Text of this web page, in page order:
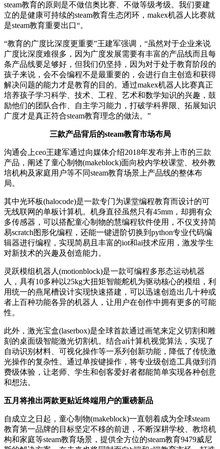
steam教育的原则是不做信奥比赛、不做等级考级。我们要建
立的是健康可持续的steam教育生态闭环，makex机器人比赛就
是steam教育重要出口“。
“教育的广度比深度更重要”王建军强调，“虽然对于企业来说
广度比深度难很多，因为广度发展需要有丰富的产品线而且每
条产品线要足够好，但我们仍坚持，因为对于处于教育阶段的
孩子来说，会不会编程不是最重要的，会进行自主创造和获得
解决问题的能力才是教育的目的。通过makex机器人比赛真正
培养孩子学习科学、技术、工程、艺术和数学知识的兴趣，鼓
励他们的团队合作、自主学习能力，打破学科界限、拓展知识
广度才是真正符合steam教育理念的做法。”
三款产品背后的steam教育市场布局
沟通会上ceo王建军通过向媒体介绍2018年发布并上市的三款
产品，阐述了童心制物(makeblock)面向校内学校课堂、校外教
培机构及家庭用户等不同steam教育场景上产品线的整体布
局。
其中光环板(halocode)是一款专门为课堂编程教育而设计的可
无线联网的单板计算机。机身直径虽然只有45mm，却拥有众
多传感器，可以搭配童心制物的慧编程软件使用，不仅支持简
易scratch图形化编程，还能一键进阶切换到python专业代码编
辑器进行编程，实现简易且丰富的iot和ai技术应用，激发学生
对新技术的兴趣及创造能力。
灵跃模组机器人(motionblock)是一款可编程多形态运动机器
人，具有10多种以25kg大扭矩智能舵机为驱动核心的模组，利
用统一的燕尾槽设计实现快速搭建，可以迅速创造出几十种或
者上百种功能各异的机器人，让用户在创作中拥有更多的可能
性。
此外，激光宝盒(laserbox)是全球首款通过画笔来定义切割和雕
刻的桌面级智能激光切割机。结合ai计算机视觉算法，实现了
自动识别材料、可视化操作等一系列创新功能，降低了传统激
光操作的复杂性。通过单按键操作，将专业级创造工具做到消
费级体验，让老师、学生和创客爱好者都能简单实现各种创意
和想法。
五月将推出两款更贴近终端用户的重磅新品
自成立之日起，童心制物(makeblock)一直朝着成为全球steam
教育第一品牌的目标坚定不移的前进，不断深耕学校、教培机
构和家庭等steam教育场景，提供全方位的steam教育9479威尼